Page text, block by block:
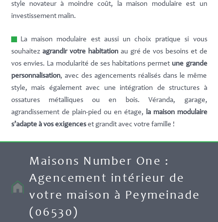
style novateur à moindre coût, la maison modulaire est un
investissement malin.
La maison modulaire est aussi un choix pratique si vous
souhaitezagrandir votre habitationau gré de vos besoins et de
vos envies. La modularité de ses habitations permet une grande
personnalisation, avec des agencements réalisés dans le même
style, mais également avec une intégration de structures à
ossatures métalliques ou en bois. Véranda, garage,
agrandissement de plain-pied ou en étage, la maison modulaire
s’adapte à vos exigenceset grandit avec votre famille !
Maisons Number One :
Agencement intérieur de
votre maison à Peymeinade
(06530)